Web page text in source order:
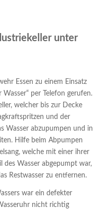
unter
Essen zu einem Einsatz
Wasser“ per Telefon gerufen.
welcher bis zur Decke
und der
Wasser abzupumpen und in
Hilfe beim Abpumpen
welche mit einer ihrer
des Wasser abgepumpt war,
Restwasser zu entfernen.
war ein defekter
nicht richtig